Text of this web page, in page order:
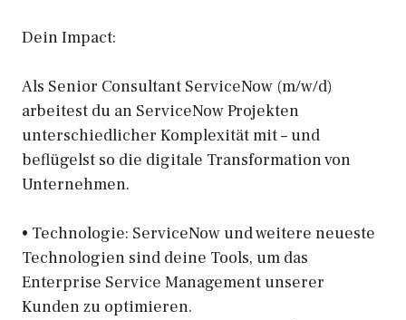
Dein Impact:
Als Senior Consultant ServiceNow (m/w/d)
arbeitest du an ServiceNow Projekten
unterschiedlicher Komplexität mit – und
beflügelst so die digitale Transformation von
Unternehmen.
• Technologie: ServiceNow und weitere neueste
Technologien sind deine Tools, um das
Enterprise Service Management unserer
Kunden zu optimieren.